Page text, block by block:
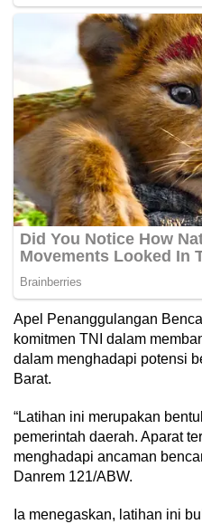
Apel Penanggulangan
komitmen TNI dalam
dalam menghadapi potensi
Barat.
“Latihan ini merupakan
pemerintah daerah. Aparat
menghadapi ancaman
Danrem 121/ABW.
Ia menegaskan, latihan ini